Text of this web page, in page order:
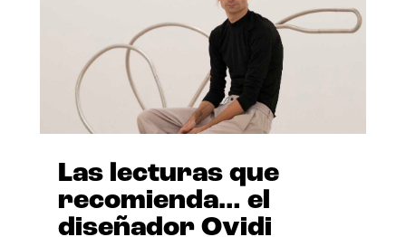
Las lecturas que
recomienda… el
diseñador Ovidi